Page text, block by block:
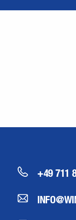
+49 711